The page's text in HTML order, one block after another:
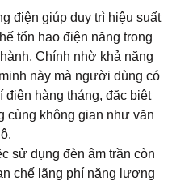
quang chính là một
nghĩa lớn trong việc hướng
vững hơn.
màu trung tính chính là
ai mong muốn ánh
chi phí vận hành thấp, vừa
vững cho tương lai.